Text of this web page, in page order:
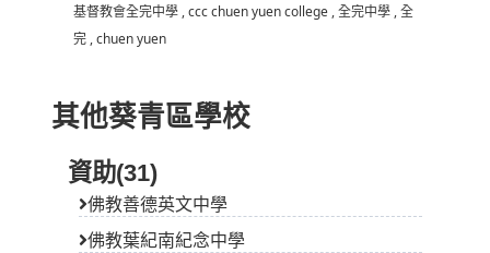
基督教會全完中學 ,ccc chuen yuen college ,全完中學 ,全
完 ,chuen yuen
其他葵青區學校
資助(31)
佛教善德英文中學
佛教葉紀南紀念中學